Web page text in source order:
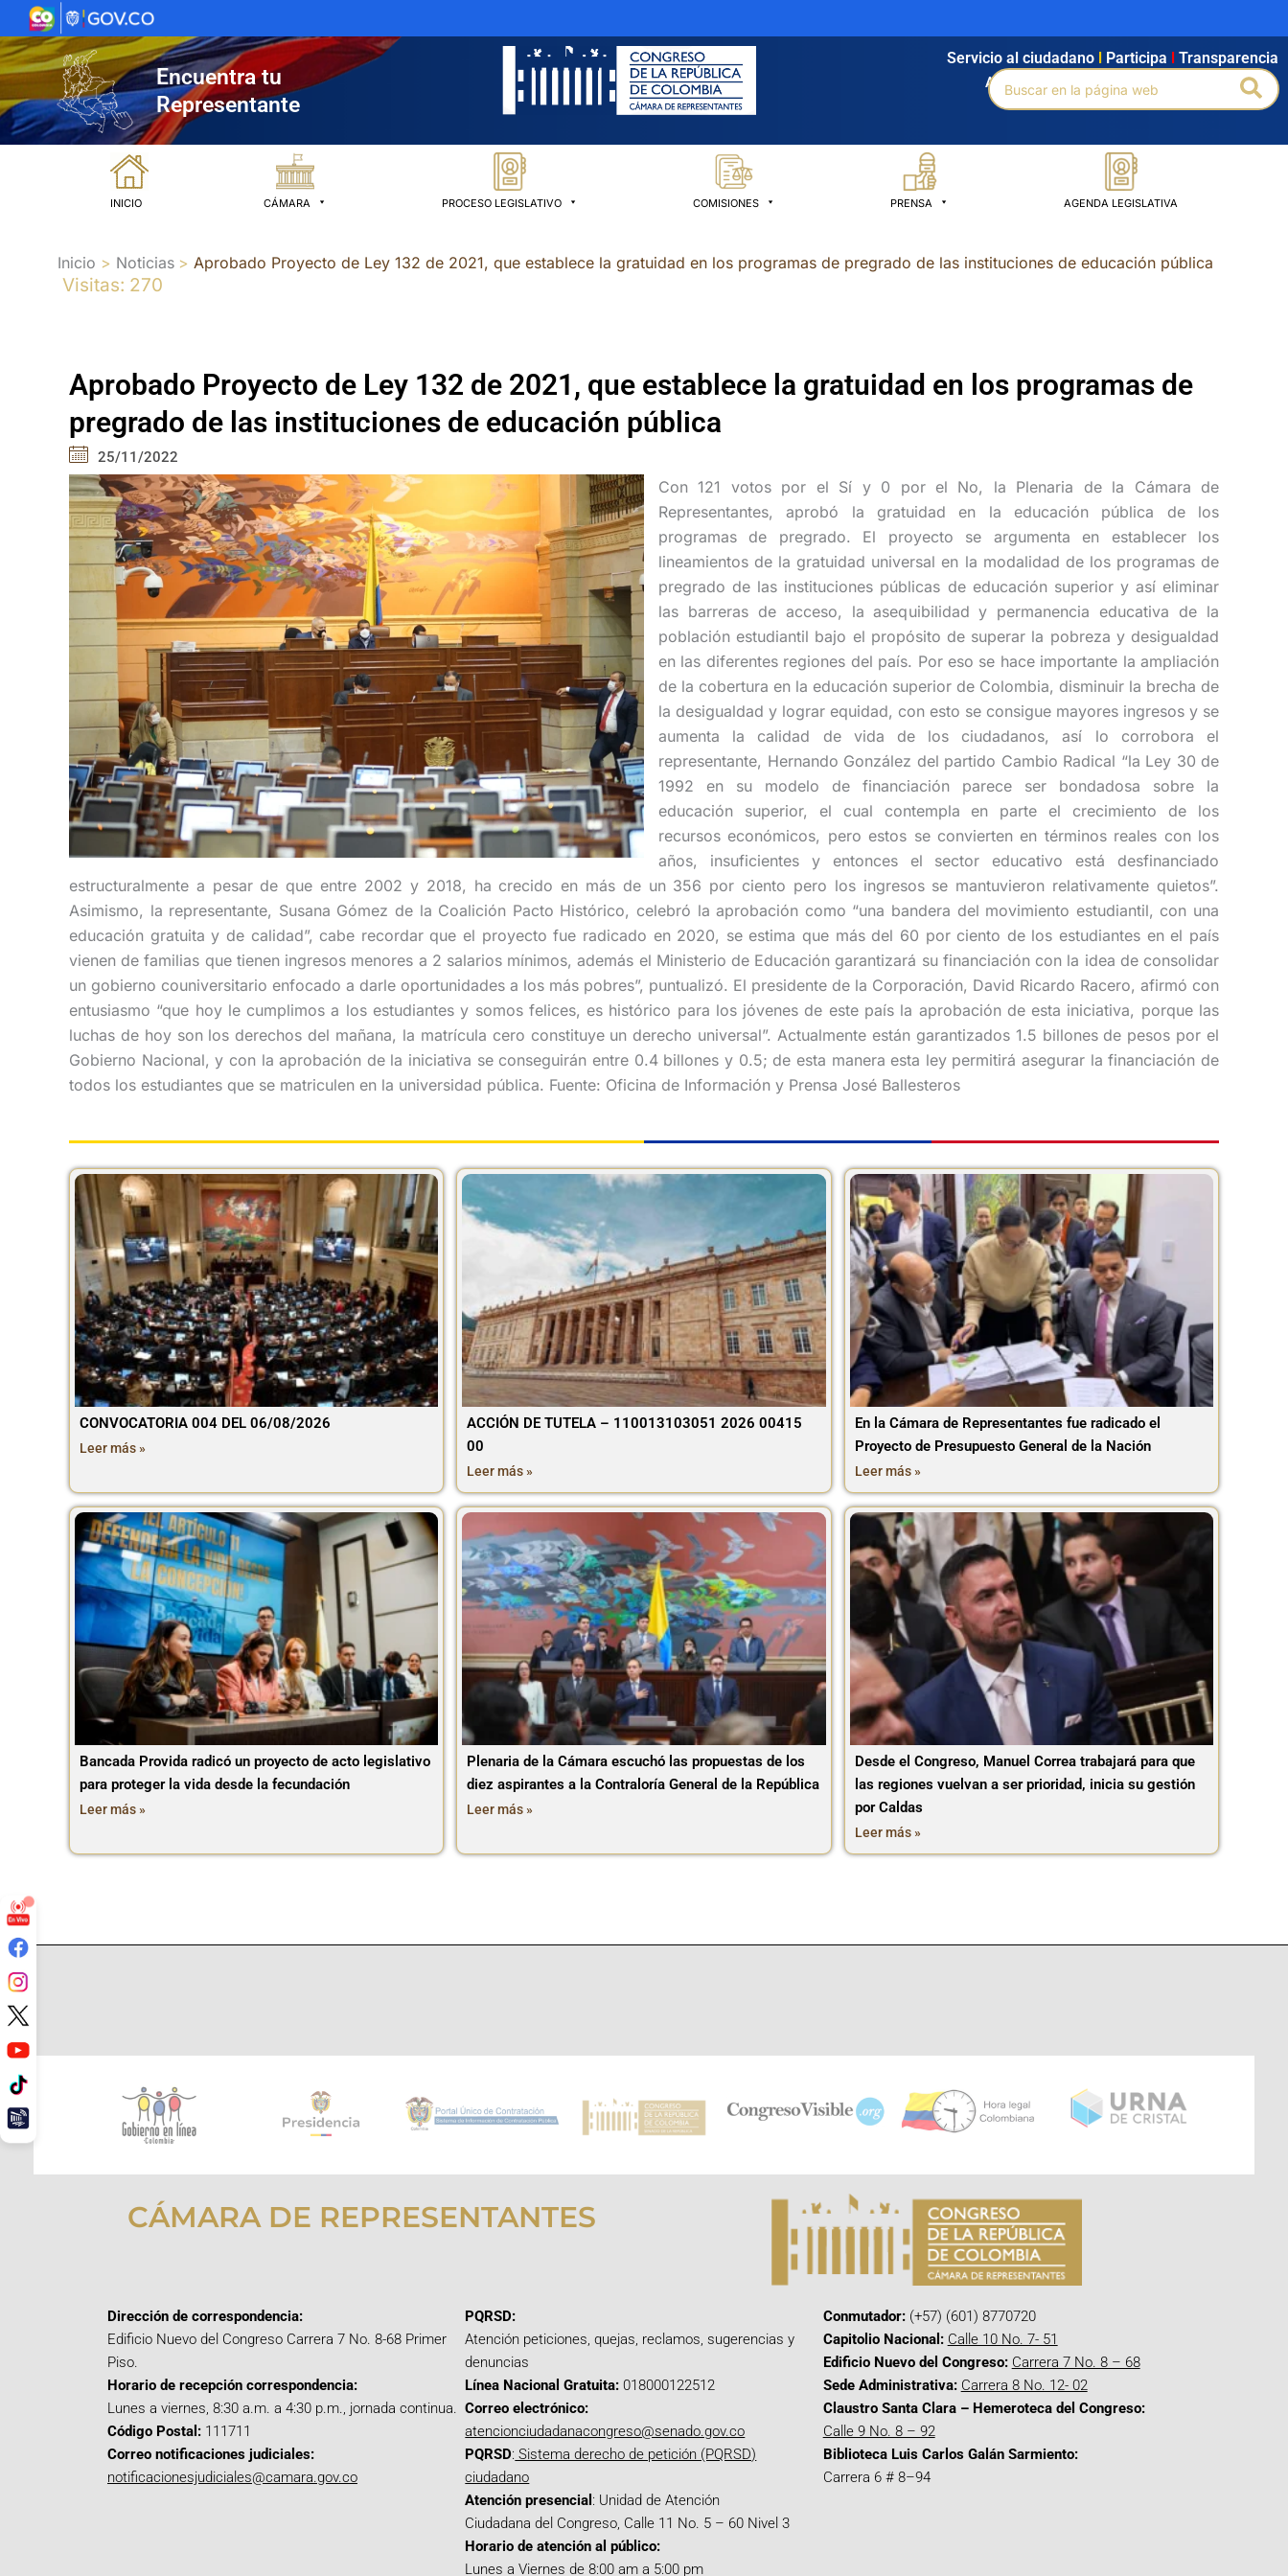
al
contenido
Encuentra tu
Representante
Agendamiento Intranet Búsqueda avanzada
Servicio al ciudadano Participa Transparencia
Buscar
por:
INICIO CÁMARA PROCESO LEGISLATIVO COMISIONES PRENSA AGENDA LEGISLATIVA
Inicio Noticias Aprobado Proyecto de Ley 132 de 2021, que establece la gratuidad en los programas de pregrado de las instituciones de educación pública
Visitas: 270
Aprobado Proyecto de Ley 132 de 2021, que establece la gratuidad en los programas de
pregrado de las instituciones de educación pública
25/11/2022
Con 121 votos por el Sí y 0 por el No, la Plenaria de la Cámara de
Representantes, aprobó la gratuidad en la educación pública de los
programas de pregrado. El proyecto se argumenta en establecer los
lineamientos de la gratuidad universal en la modalidad de los programas de
pregrado de las instituciones públicas de educación superior y así eliminar
las barreras de acceso, la asequibilidad y permanencia educativa de la
población estudiantil bajo el propósito de superar la pobreza y desigualdad
en las diferentes regiones del país. Por eso se hace importante la ampliación
de la cobertura en la educación superior de Colombia, disminuir la brecha de
la desigualdad y lograr equidad, con esto se consigue mayores ingresos y se
aumenta la calidad de vida de los ciudadanos, así lo corrobora el
representante, Hernando González del partido Cambio Radical “la Ley 30 de
1992 en su modelo de financiación parece ser bondadosa sobre la
educación superior, el cual contempla en parte el crecimiento de los
recursos económicos, pero estos se convierten en términos reales con los
años, insuficientes y entonces el sector educativo está desfinanciado
estructuralmente a pesar de que entre 2002 y 2018, ha crecido en más de un 356 por ciento pero los ingresos se mantuvieron relativamente quietos”.
Asimismo, la representante, Susana Gómez de la Coalición Pacto Histórico, celebró la aprobación como “una bandera del movimiento estudiantil, con una
educación gratuita y de calidad”, cabe recordar que el proyecto fue radicado en 2020, se estima que más del 60 por ciento de los estudiantes en el país
vienen de familias que tienen ingresos menores a 2 salarios mínimos, además el Ministerio de Educación garantizará su financiación con la idea de consolidar
un gobierno couniversitario enfocado a darle oportunidades a los más pobres”, puntualizó. El presidente de la Corporación, David Ricardo Racero, afirmó con
entusiasmo “que hoy le cumplimos a los estudiantes y somos felices, es histórico para los jóvenes de este país la aprobación de esta iniciativa, porque las
luchas de hoy son los derechos del mañana, la matrícula cero constituye un derecho universal”. Actualmente están garantizados 1.5 billones de pesos por el
Gobierno Nacional, y con la aprobación de la iniciativa se conseguirán entre 0.4 billones y 0.5; de esta manera esta ley permitirá asegurar la financiación de
todos los estudiantes que se matriculen en la universidad pública. Fuente: Oficina de Información y Prensa José Ballesteros
CONVOCATORIA 004 DEL 06/08/2026
Leer más »
ACCIÓN DE TUTELA – 110013103051 2026 00415
00
Leer más »
En la Cámara de Representantes fue radicado el
Proyecto de Presupuesto General de la Nación
Leer más »
Bancada Provida radicó un proyecto de acto legislativo
para proteger la vida desde la fecundación
Leer más »
Plenaria de la Cámara escuchó las propuestas de los
diez aspirantes a la Contraloría General de la República
Leer más »
Desde el Congreso, Manuel Correa trabajará para que
las regiones vuelvan a ser prioridad, inicia su gestión
por Caldas
Leer más »
CÁMARA DE REPRESENTANTES
Dirección de correspondencia:
Edificio Nuevo del Congreso Carrera 7 No. 8-68 Primer
Piso.
Horario de recepción correspondencia:
Lunes a viernes, 8:30 a.m. a 4:30 p.m., jornada continua.
Código Postal: 111711
Correo notificaciones judiciales:
notificacionesjudiciales@camara.gov.co
PQRSD:
Atención peticiones, quejas, reclamos, sugerencias y
denuncias
Línea Nacional Gratuita: 018000122512
Correo electrónico:
atencionciudadanacongreso@senado.gov.co
PQRSD: Sistema derecho de petición (PQRSD)
ciudadano
Atención presencial : Unidad de Atención
Ciudadana del Congreso, Calle 11 No. 5 – 60 Nivel 3
Horario de atención al público:
Lunes a Viernes de 8:00 am a 5:00 pm
Conmutador:(+57) (601) 8770720
Capitolio Nacional: Calle 10 No. 7- 51
Edificio Nuevo del Congreso: Carrera 7 No. 8 – 68
Sede Administrativa: Carrera 8 No. 12- 02
Claustro Santa Clara – Hemeroteca del Congreso:
Calle 9 No. 8 – 92
Biblioteca Luis Carlos Galán Sarmiento:
Carrera 6 # 8–94